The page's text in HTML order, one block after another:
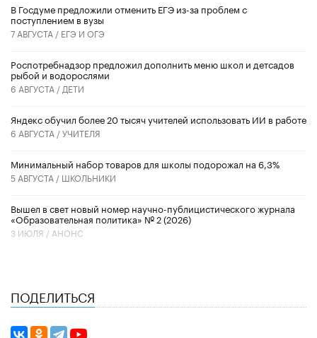
В Госдуме предложили отменить ЕГЭ из-за проблем с
поступлением в вузы
7 АВГУСТА / ЕГЭ И ОГЭ
Роспотребнадзор предложил дополнить меню школ и детсадов
рыбой и водорослями
6 АВГУСТА / ДЕТИ
​Яндекс обучил более 20 тысяч учителей использовать ИИ в работе
6 АВГУСТА /УЧИТЕЛЯ
Минимальный набор товаров для школы подорожал на 6,3%
5 АВГУСТА / ШКОЛЬНИКИ
Вышел в свет новый номер научно-публицистического журнала
«Образовательная политика» № 2 (2026)
3 ИЮЛЯ / АНОНС
ПОДЕЛИТЬСЯ